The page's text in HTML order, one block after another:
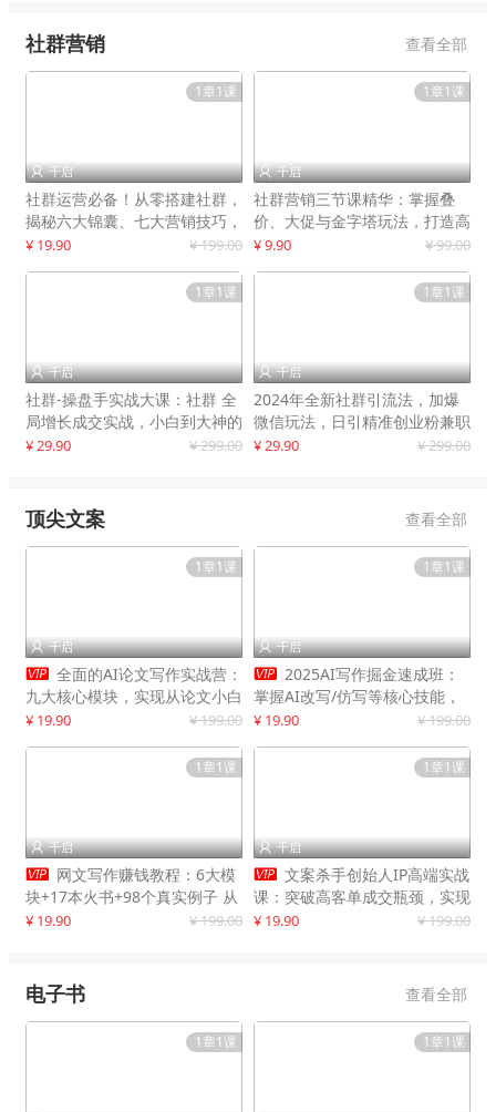
社群营销 查看全部
1章1课
 千启
社群运营必备！从零搭建社群，
揭秘六大锦囊、七大营销技巧，
打造火爆社群
¥ 19.90 ¥ 199.00
1章1课
 千启
社群营销三节课精华：掌握叠
价、大促与金字塔玩法，打造高
效营销体系
¥ 9.90 ¥ 99.00
1章1课
 千启
社群-操盘手实战大课：社群 全
局增长成交实战，小白到大神的
进阶之路
¥ 29.90 ¥ 299.00
1章1课
 千启
2024年全新社群引流法，加爆
微信玩法，日引精准创业粉兼职
粉200+
¥ 29.90 ¥ 299.00
顶尖文案 查看全部
1章1课
 千启
 全面的AI论文写作实战营：
九大核心模块，实现从论文小白
到高效产出的跨越
¥ 19.90 ¥ 199.00
1章1课
 千启
 2025AI写作掘金速成班：
掌握AI改写/仿写等核心技能，
实现单篇文案变现500+
¥ 19.90 ¥ 199.00
1章1课
 千启
 网文写作赚钱教程：6大模
块+17本火书+98个真实例子 从
入门到精通实战方法
¥ 19.90 ¥ 199.00
1章1课
 千启
 文案杀手创始人IP高端实战
课：突破高客单成交瓶颈，实现
IP商业价值最大化
¥ 19.90 ¥ 199.00
电子书 查看全部
1章1课 1章1课